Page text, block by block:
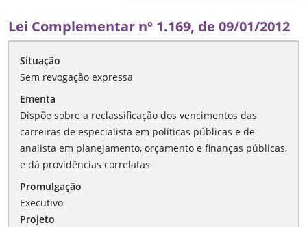
Lei Complementar nº 1.169, de 09/01/2012
Situação
Sem revogação expressa
Ementa
Dispõe sobre a reclassificação dos vencimentos das
carreiras de especialista em políticas públicas e de
analista em planejamento, orçamento e finanças públicas,
e dá providências correlatas
Promulgação
Executivo
Projeto